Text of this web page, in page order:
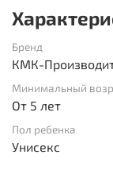
Бренд
КМК-
Минимальный
От 5 лет
Пол ребенка
Унисекс